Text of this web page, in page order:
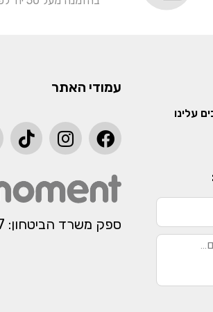
עלינו
עמודי האתר
ספק משרד הביטחון: 0011020217​​